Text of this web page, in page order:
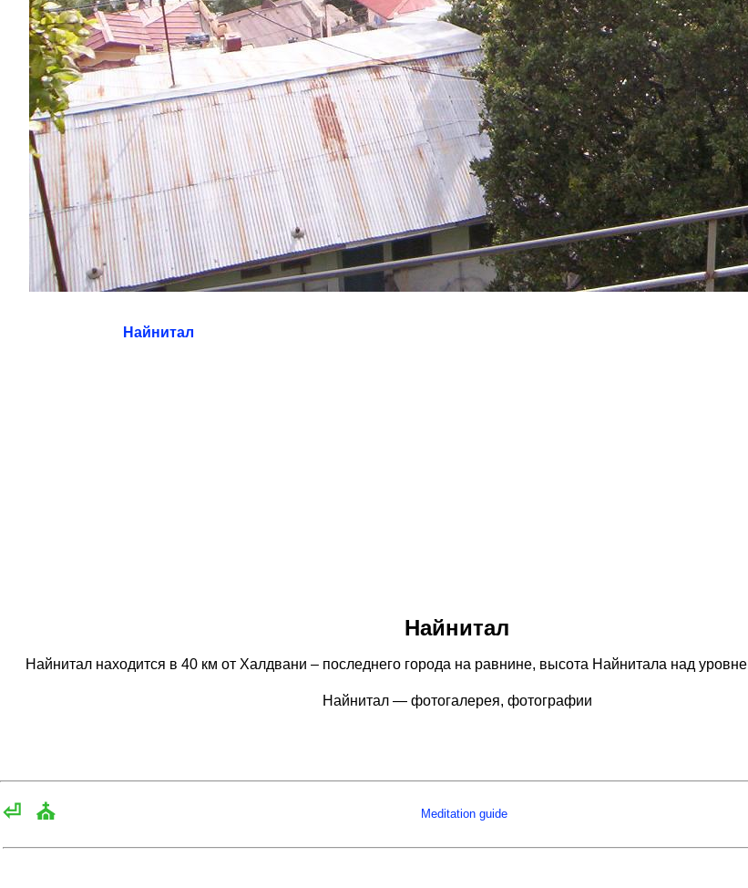
Найнитал
Найнитал
Найнитал находится в 40 км от Халдвани – последнего города на равнине, высота Найнитала над
Найнитал — фотогалерея, фотографии
⏎ ⛪ Meditation guide